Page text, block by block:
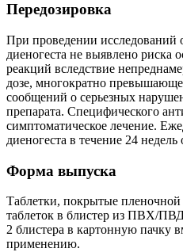
Передозировка
При проведении исследований
диеногеста не выявлено риска
реакций вследствие
дозе, многократно
сообщений о серьезных
препарата. Специфического
симптоматическое лечение.
диеногеста в течение 24
Форма выпуска
Таблетки, покрытые
таблеток в блистер из ПВХ/
2 блистера в картонную пачку
применению.